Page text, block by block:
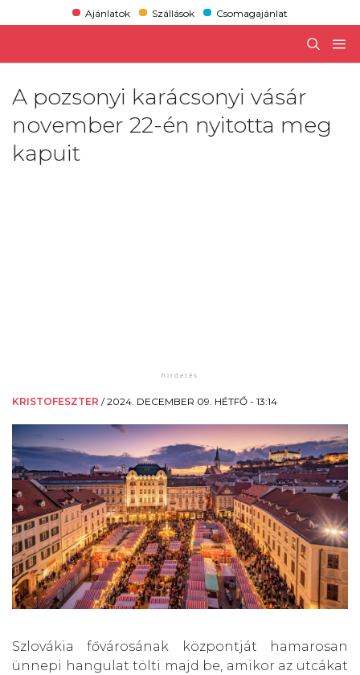
Ajánlatok Szállások Csomagajánlat
A pozsonyi karácsonyi vásár
november 22-én nyitotta meg
kapuit
KRISTOFESZTER /2024. DECEMBER 09. HÉTFŐ - 13:14
Szlovákia fővárosának központját hamarosan
ünnepi hangulat tölti majd be, amikor az utcákat